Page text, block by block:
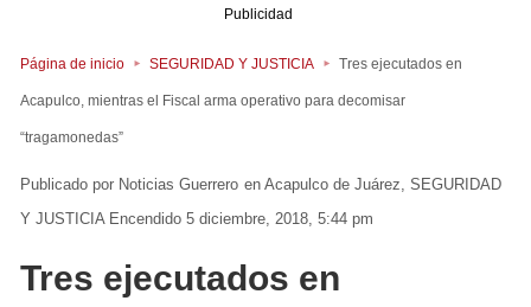
Publicidad
Página de inicio SEGURIDAD Y JUSTICIA Tres ejecutados en
Acapulco, mientras el Fiscal arma operativo para decomisar
“tragamonedas”
Noticias Guerrero en Acapulco de Juárez SEGURIDAD
Y JUSTICIA Encendido 5 diciembre, 2018, 5:44 pm
Tres ejecutados en